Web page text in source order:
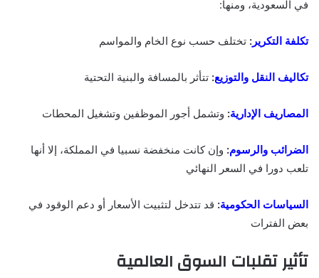
في السعودية، ومنها:
تكلفة التكرير : تختلف حسب نوع الخام والمواسم
تكاليف النقل والتوزيع: تتأثر بالمسافة والبنية التحتية
المصاريف الإدارية: وتشمل أجور الموظفين وتشغيل المحطات
الضرائب والرسوم: وإن كانت منخفضة نسبيا في المملكة، إلا أنها
تلعب دورا في السعر النهائي
السياسات الحكومية: قد تتدخل لتثبيت الأسعار أو دعم الوقود في
بعض الفترات
تأثير تقلبات السوق العالمية